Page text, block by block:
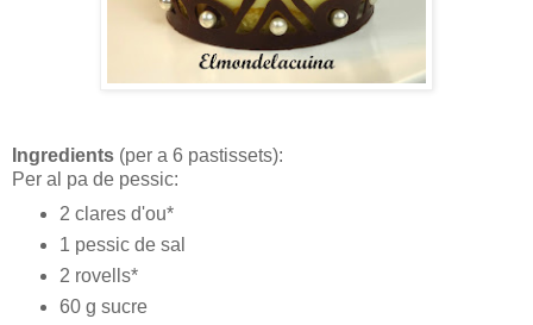
Ingredients (per a 6 pastissets):
Per al pa de pessic:
2 clares d'ou*
1 pessic de sal
2 rovells*
60 g sucre